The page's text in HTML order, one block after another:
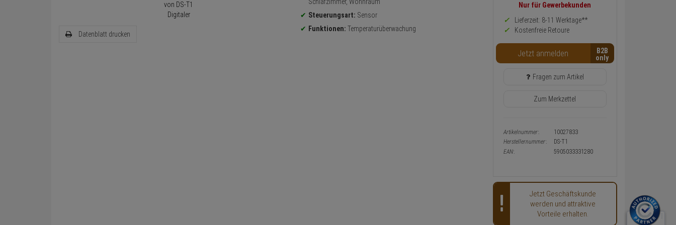
Datenblatt drucken
Steuerungsart: Sensor
Funktionen: Temperaturüberwachung
Verfügbakeit
und
Warenkorb-
oder
Konfigurieren-
Button
Nur für Gewerbekunden
Lieferzeit: 8-11 Werktage**
Kostenfreie Retoure
Jetzt anmelden B2B
Fragen zum Artikel
Zum Merkzettel
Artikelnummer:
10027833
Herstellernummer:
DS-T1
EAN:
5905033331280
Jetzt Geschäftskunde
werden und attraktive
Vorteile erhalten.